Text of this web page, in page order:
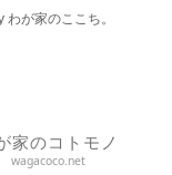
が家のここち。
家のコトモノ
wagacoco.net